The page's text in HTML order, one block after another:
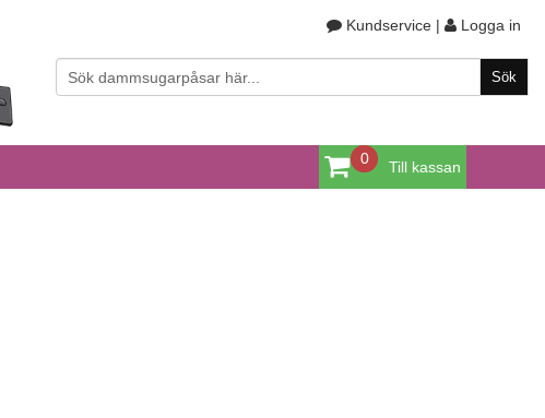
Kundservice | Logga in
0 Till kassan